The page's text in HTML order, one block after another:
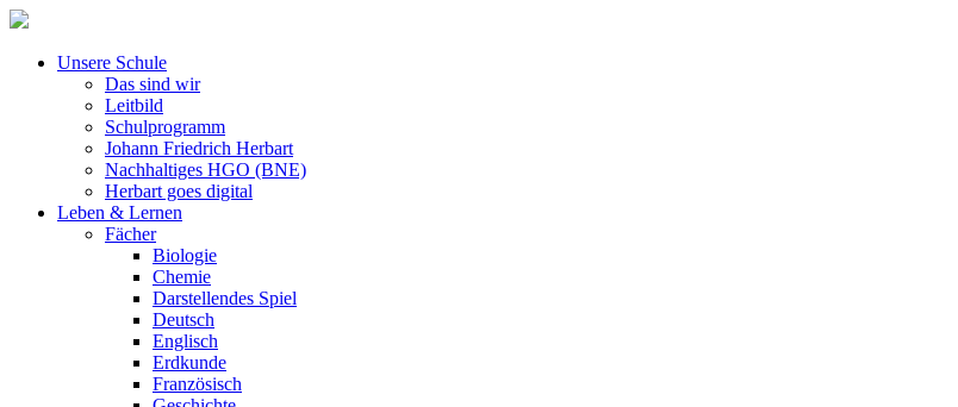
Unsere Schule
Das sind wir
Leitbild
Schulprogramm
Johann Friedrich Herbart
Nachhaltiges HGO (BNE)
Herbart goes digital
Leben & Lernen
Fächer
Biologie
Chemie
Darstellendes Spiel
Deutsch
Englisch
Erdkunde
Französisch